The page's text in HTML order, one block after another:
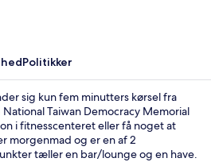
Politikker
sig kun fem minutters kørsel fra
Taiwan Democracy Memorial
i fitnesscenteret eller få noget at
morgenmad og er en af 2
tæller en bar/lounge og en have.